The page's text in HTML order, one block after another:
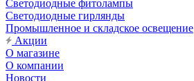
Светодиодные фитолампы
Светодиодные гирлянды
Промышленное и складское освещение
Акции
О магазине
О компании
Новости